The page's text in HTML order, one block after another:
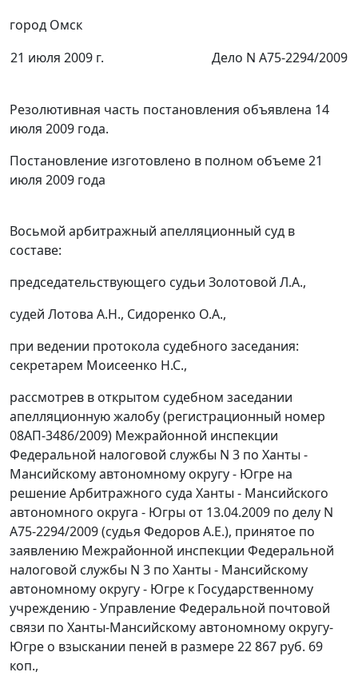
город Омск
21 июля 2009 г.
Дело N А75-2294/2009
Резолютивная часть постановления объявлена 14
июля 2009 года.
Постановление изготовлено в полном объеме 21
июля 2009 года
Восьмой арбитражный апелляционный суд в
составе:
председательствующего судьи Золотовой Л.А.,
судей Лотова А.Н., Сидоренко О.А.,
при ведении протокола судебного заседания:
секретарем Моисеенко Н.С.,
рассмотрев в открытом судебном заседании
апелляционную жалобу (регистрационный номер
08АП-3486/2009) Межрайонной инспекции
Федеральной налоговой службы N 3 по Ханты -
Мансийскому автономному округу - Югре на
решение Арбитражного суда Ханты - Мансийского
автономного округа - Югры от 13.04.2009 по делу N
А75-2294/2009 (судья Федоров А.Е.), принятое по
заявлению Межрайонной инспекции Федеральной
налоговой службы N 3 по Ханты - Мансийскому
автономному округу - Югре к Государственному
учреждению - Управление Федеральной почтовой
связи по Ханты-Мансийскому автономному округу-
Югре о взыскании пеней в размере 22 867 руб. 69
коп.,